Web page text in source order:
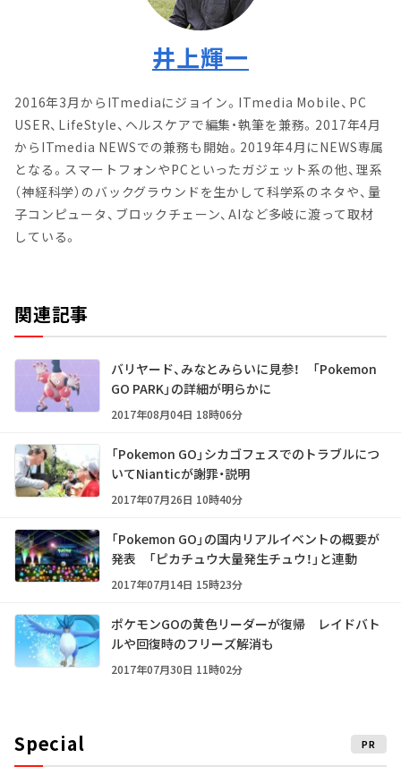
井上輝一
2016年3月からITmediaにジョイン。ITmedia Mobile、PC
USER、LifeStyle、ヘルスケアで編集・執筆を兼務。2017年4月
からITmedia NEWSでの兼務も開始。2019年4月にNEWS専属
となる。スマートフォンやPCといったガジェット系の他、理系
（神経科学）のバックグラウンドを生かして科学系のネタや、量
子コンピュータ、ブロックチェーン、AIなど多岐に渡って取材
している。
関連記事
バリヤード、みなとみらいに見参！ 「Pokemon
GO PARK」の詳細が明らかに
2017年08月04日 18時06分
「Pokemon GO」シカゴフェスでのトラブルにつ
いてNianticが謝罪・説明
2017年07月26日 10時40分
「Pokemon GO」の国内リアルイベントの概要が
発表 「ピカチュウ大量発生チュウ！」と連動
2017年07月14日 15時23分
ポケモンGOの黄色リーダーが復帰 レイドバト
ルや回復時のフリーズ解消も
2017年07月30日 11時02分
Special PR